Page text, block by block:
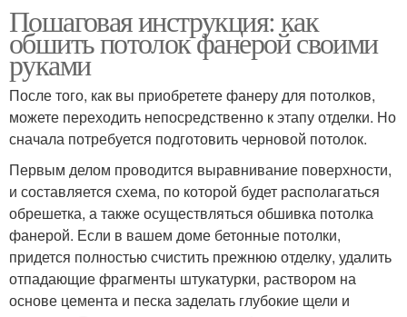
Пошаговая инструкция: как
обшить потолок фанерой своими
руками
После того, как вы приобретете фанеру для потолков,
можете переходить непосредственно к этапу отделки. Но
сначала потребуется подготовить черновой потолок.
Первым делом проводится выравнивание поверхности,
и составляется схема, по которой будет располагаться
обрешетка, а также осуществляться обшивка потолка
фанерой. Если в вашем доме бетонные потолки,
придется полностью счистить прежнюю отделку, удалить
отпадающие фрагменты штукатурки, раствором на
основе цемента и песка заделать глубокие щели и